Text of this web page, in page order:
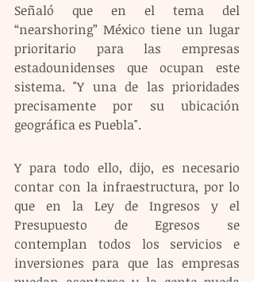
Señaló que en el tema del
“nearshoring” México tiene un lugar
prioritario para las empresas
estadounidenses que ocupan este
sistema. "Y una de las prioridades
precisamente por su ubicación
geográfica es Puebla".
Y para todo ello, dijo, es necesario
contar con la infraestructura, por lo
que en la Ley de Ingresos y el
Presupuesto de Egresos se
contemplan todos los servicios e
inversiones para que las empresas